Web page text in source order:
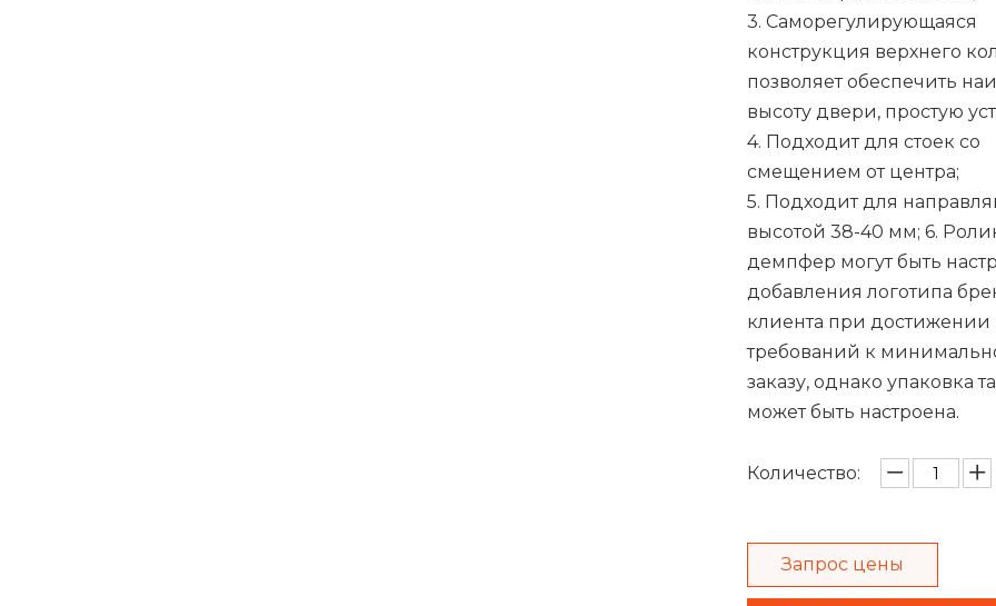
3. Саморегулирующаяся
конструкция верхнего
позволяет обеспечить
высоту двери, простую
4. Подходит для стоек со
смещением от центра;
5. Подходит для
высотой 38-40 мм; 6.
демпфер могут быть
добавления логотипа
клиента при достижении
требований к
заказу, однако упаковка
может быть настроена.
Количество:
Запрос цены